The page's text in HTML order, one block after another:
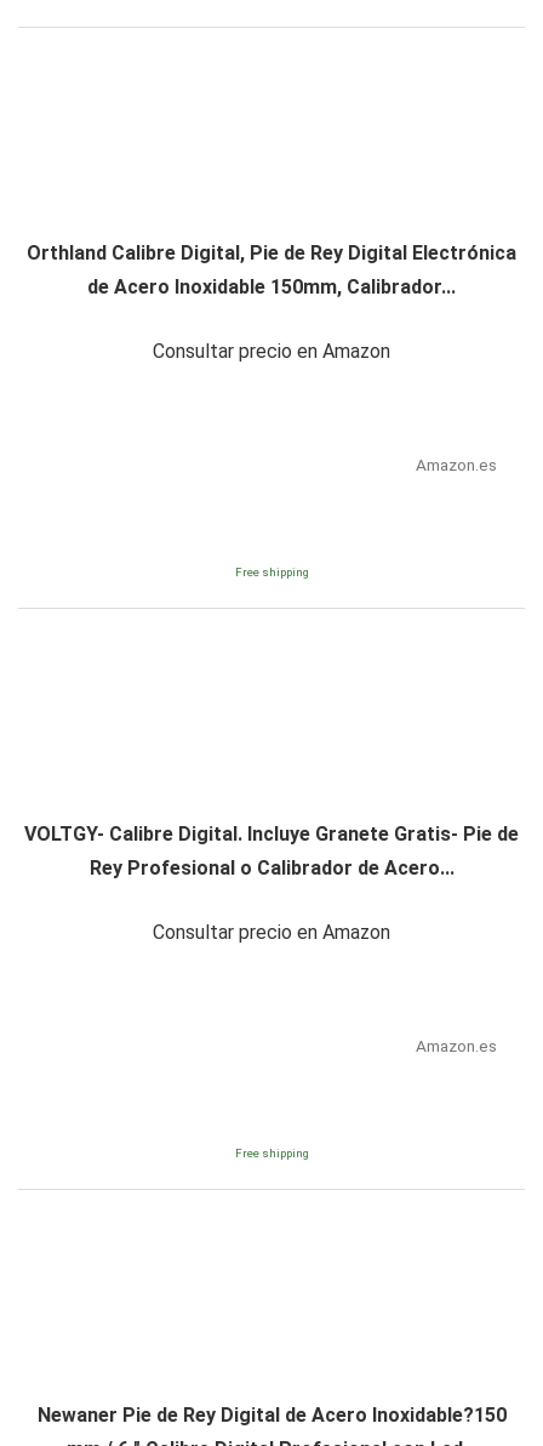
Orthland Calibre Digital, Pie de Rey Digital Electrónica
de Acero Inoxidable 150mm, Calibrador...
Consultar precio en Amazon
Amazon.es
Free shipping
VOLTGY- Calibre Digital. Incluye Granete Gratis- Pie de
Rey Profesional o Calibrador de Acero...
Consultar precio en Amazon
Amazon.es
Free shipping
Newaner Pie de Rey Digital de Acero Inoxidable?150